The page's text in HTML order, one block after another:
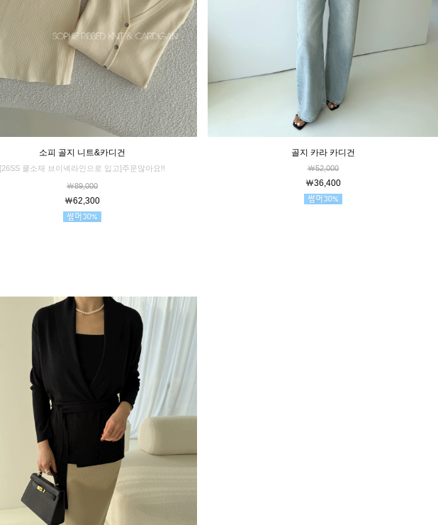
소피 골지 니트&카디건
[26SS 쿨소재 브이넥라인으로 입고]주문많아요!!
￦89,000
￦62,300
골지 카라 카디건
￦52,000
￦36,400